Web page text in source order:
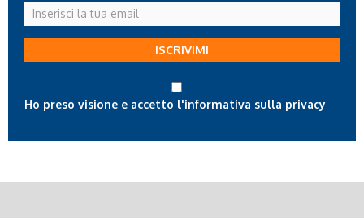
Inserisci
la
tua
ISCRIVIMI
Ho preso visione e accetto l'informativa sulla privacy